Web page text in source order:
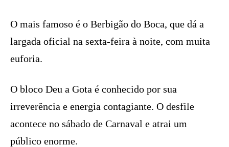
O mais famoso é o Berbigão do Boca, que dá a
largada oficial na sexta-feira à noite, com muita
euforia.
O bloco Deu a Gota é conhecido por sua
irreverência e energia contagiante. O desfile
acontece no sábado de Carnaval e atrai um
público enorme.